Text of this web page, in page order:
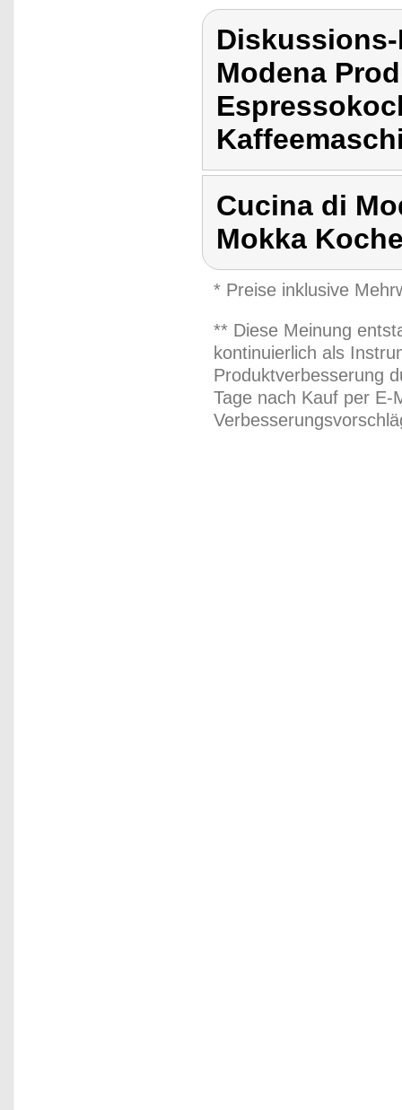
Modena
Cucina di
Mokka
* Preise inklusive
** Diese Meinung
kontinuierlich als
Produktverbesserung
Tage nach Kauf per E-